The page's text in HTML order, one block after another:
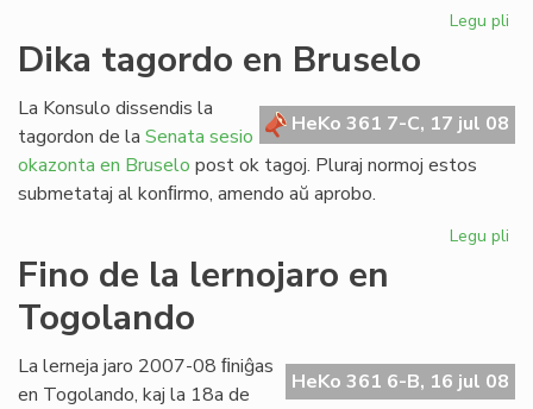
Legu pli
Dika tagordo en Bruselo
HeKo 361 7-C, 17 jul 08
La Konsulo dissendis la
tagordon de la Senata sesio
okazonta en Bruselo post ok tagoj. Pluraj normoj estos
submetataj al konﬁrmo, amendo aŭ aprobo.
Legu pli
Fino de la lernojaro en
Togolando
HeKo 361 6-B, 16 jul 08
La lerneja jaro 2007-08 ﬁniĝas
en Togolando, kaj la 18a de